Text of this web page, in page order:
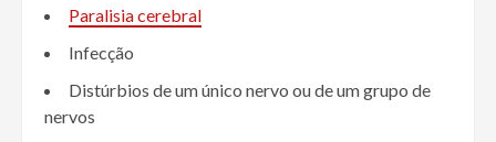
Paralisia cerebral
Infecção
Distúrbios de um único nervo ou de um grupo de
nervos